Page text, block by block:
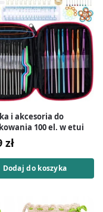
i akcesoria do
100 el. w etui
zł
Dodaj do koszyka